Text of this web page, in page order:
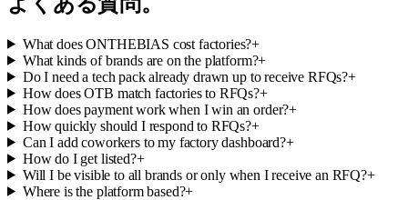
What does ONTHEBIAS cost factories?+
What kinds of brands are on the platform?+
Do I need a tech pack already drawn up to receive RFQs?+
How does OTB match factories to RFQs?+
How does payment work when I win an order?+
How quickly should I respond to RFQs?+
Can I add coworkers to my factory dashboard?+
How do I get listed?+
Will I be visible to all brands or only when I receive an RFQ?+
Where is the platform based?+